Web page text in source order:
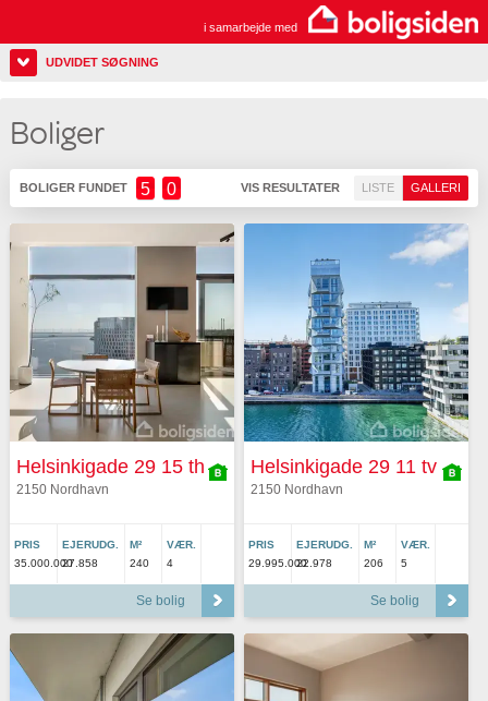
i samarbejde med
UDVIDET SØGNING
Boliger
BOLIGER FUNDET 5 0 VIS RESULTATER LISTE GALLERI
Helsinkigade 29 15 th
2150 Nordhavn
PRIS
35.000.000
EJERUDG.
27.858
M²
240
VÆR.
4
Se bolig
Helsinkigade 29 11 tv
2150 Nordhavn
PRIS
29.995.000
EJERUDG.
22.978
M²
206
VÆR.
5
Se bolig